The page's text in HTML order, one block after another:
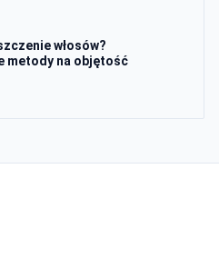
włosów?
metody na objętość